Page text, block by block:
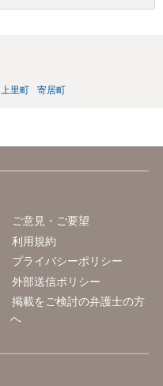
上里町 寄居町
ご意見・ご要望
利用規約
プライバシーポリシー
外部送信ポリシー
掲載をご検討の弁護士の方
へ